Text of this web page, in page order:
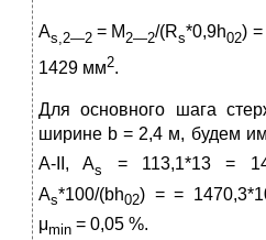
As ,2—2 = M 2—2/(Rs*0,9h02)
1429 мм2.
Для основного шага
ширине b = 2,4 м, будем
A-II, As = 113,1*13 =
As*100/(bh02) = =
μmin = 0,05 %.